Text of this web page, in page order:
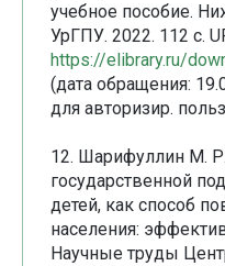
учебное пособие.
УрГПУ. 2022. 112 с.
https://elibrary.ru/
(дата обращения:
для авторизир.
12. Шарифуллин М.
государственной
детей, как способ
населения:
Научные труды